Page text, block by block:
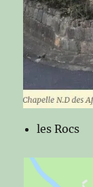
les Rocs